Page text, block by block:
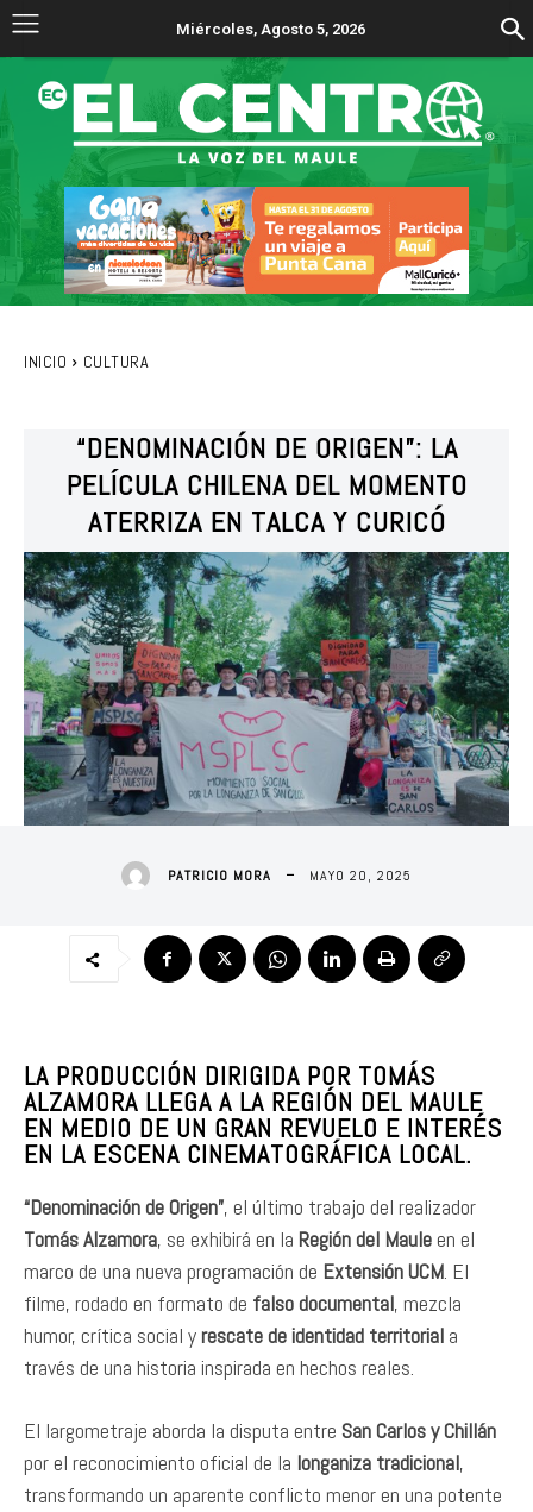
Miércoles, Agosto 5, 2026
INICIO CULTURA
“DENOMINACIÓN DE ORIGEN”: LA
PELÍCULA CHILENA DEL MOMENTO
ATERRIZA EN TALCA Y CURICÓ
PATRICIO MORA MAYO 20, 2025
LA PRODUCCIÓN DIRIGIDA POR TOMÁS
ALZAMORA LLEGA A LA REGIÓN DEL MAULE
EN MEDIO DE UN GRAN REVUELO E INTERÉS
EN LA ESCENA CINEMATOGRÁFICA LOCAL.
“Denominación de Origen”, el último trabajo del realizador
Tomás Alzamora, se exhibirá en la Región del Mauleen el
marco de una nueva programación de Extensión UCM. El
filme, rodado en formato de falso documental, mezcla
humor, crítica social yrescate de identidad territorial a
través de una historia inspirada en hechos reales.
El largometraje aborda la disputa entre San Carlos y Chillán
por el reconocimiento oficial de la longaniza tradicional,
transformando un aparente conflicto menor en una potente